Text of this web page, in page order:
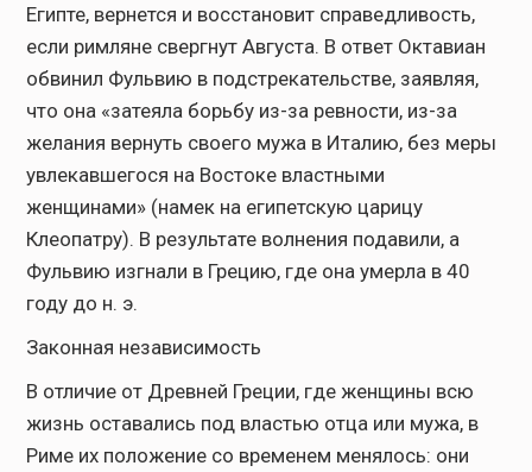
Египте, вернется и восстановит справедливость,
если римляне свергнут Августа. В ответ Октавиан
обвинил Фульвию в подстрекательстве, заявляя,
что она «затеяла борьбу из-за ревности, из-за
желания вернуть своего мужа в Италию, без меры
увлекавшегося на Востоке властными
женщинами» (намек на египетскую царицу
Клеопатру). В результате волнения подавили, а
Фульвию изгнали в Грецию, где она умерла в 40
году до н. э.
Законная независимость
В отличие от Древней Греции, где женщины всю
жизнь оставались под властью отца или мужа, в
Риме их положение со временем менялось: они